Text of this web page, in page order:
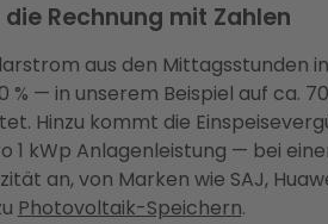
Rechnung mit Zahlen
aus den Mittagsstunden
— in unserem Beispiel auf ca.
Hinzu kommt die
1 kWp Anlagenleistung — bei
an, von Marken wie SAJ,
Photovoltaik-Speichern.